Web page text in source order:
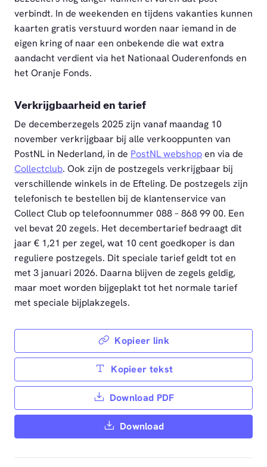
verbindt. In de weekenden en tijdens vakanties kunnen
kaarten gratis verstuurd worden naar iemand in de
eigen kring of naar een onbekende die wat extra
aandacht verdient via het Nationaal Ouderenfonds en
het Oranje Fonds.
Verkrijgbaarheid en tarief
De decemberzegels 2025 zijn vanaf maandag 10
november verkrijgbaar bij alle verkooppunten van
PostNL in Nederland, in de PostNL webshopen via de
Collectclub. Ook zijn de postzegels verkrijgbaar bij
verschillende winkels in de Efteling. De postzegels zijn
telefonisch te bestellen bij de klantenservice van
Collect Club op telefoonnummer 088 – 868 99 00. Een
vel bevat 20 zegels. Het decembertarief bedraagt dit
jaar € 1,21 per zegel, wat 10 cent goedkoper is dan
reguliere postzegels. Dit speciale tarief geldt tot en
met 3 januari 2026. Daarna blijven de zegels geldig,
maar moet worden bijgeplakt tot het normale tarief
met speciale bijplakzegels.
Kopieer link
Kopieer tekst
Download PDF
Download